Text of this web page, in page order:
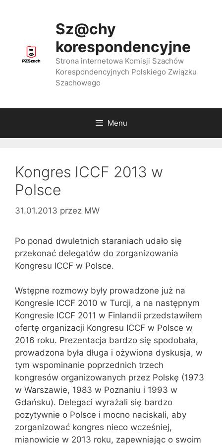
Sz@chy
korespondencyjne
Strona internetowa Komisji Szachów
Korespondencyjnych Polskiego Związku
Szachowego
Menu
Kongres ICCF 2013 w
Polsce
31.01.2013 przez MW
Po ponad dwuletnich staraniach udało się
przekonać delegatów do zorganizowania
Kongresu ICCF w Polsce.
Wstępne rozmowy były prowadzone już na
Kongresie ICCF 2010 w Turcji, a na następnym
Kongresie ICCF 2011 w Finlandii przedstawiłem
ofertę organizacji Kongresu ICCF w Polsce w
2016 roku. Prezentacja bardzo się spodobała,
prowadzona była długa i ożywiona dyskusja, w
tym wspominanie poprzednich trzech
kongresów organizowanych przez Polskę (1973
w Warszawie, 1983 w Poznaniu i 1993 w
Gdańsku). Delegaci wyrażali się bardzo
pozytywnie o Polsce i mocno naciskali, aby
zorganizować kongres nieco wcześniej,
mianowicie w 2013 roku, zapewniając o swoim